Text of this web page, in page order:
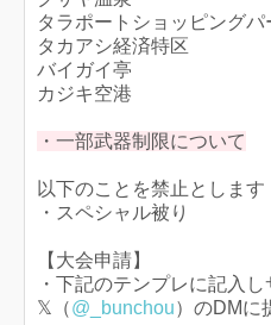
タラポートショッピングパ
タカアシ経済特区
バイガイ亭
カジキ空港
・一部武器制限について
以下のことを禁止とします
・スペシャル被り
【大会申請】
・下記のテンプレに記入
𝕏（@_bunchou）のDMに